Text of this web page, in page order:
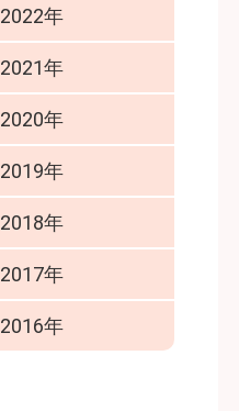
2022年
2021年
2020年
2019年
2018年
2017年
2016年